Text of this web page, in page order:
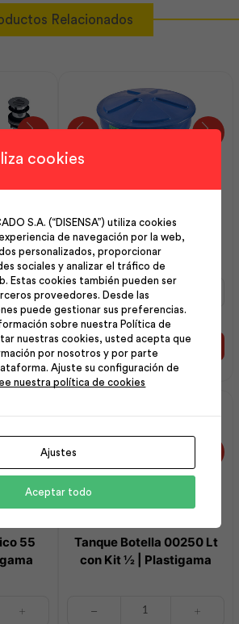
Relacionados
y
Tanque Cónico Standard
0500Lt con Kit ½ |
Plastigama
Tanque
Cónico
Standard
0500Lt
con
Kit
½
|
Añadir al carrito
55
Tanque Botella 00250 Lt
con Kit ½ | Plastigama
cookies
S.A. (“DISENSA”) utiliza cookies
de navegación por la web,
personalizados, proporcionar
sociales y analizar el tráfico de
Estas cookies también pueden ser
proveedores. Desde las
puede gestionar sus preferencias.
sobre nuestra Política de
nuestras cookies, usted acepta que
por nosotros y por parte
Ajuste su configuración de
nuestra política de cookies
Ajustes
Aceptar todo